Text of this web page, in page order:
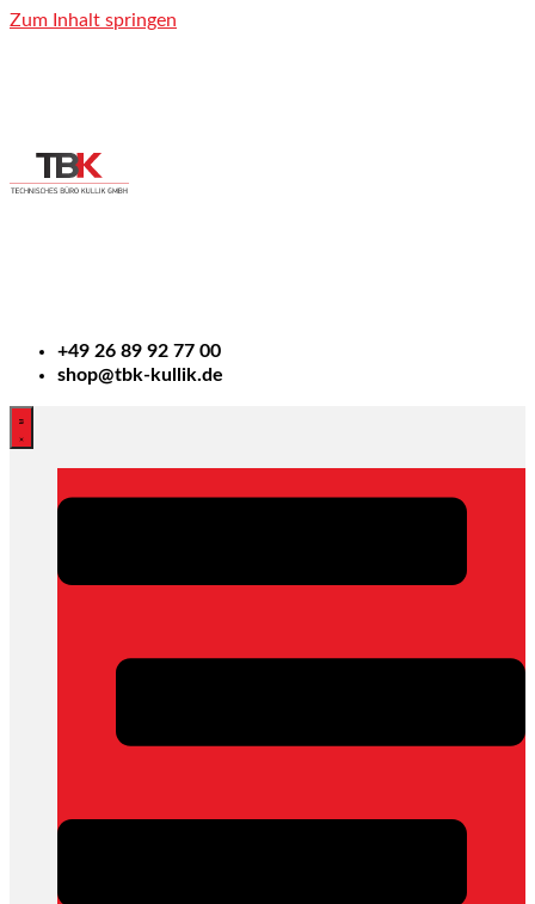
Zum Inhalt springen
+49 26 89 92 77 00
shop@tbk-kullik.de